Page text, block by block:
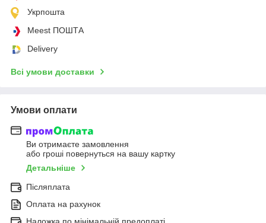
Укрпошта
Meest ПОШТА
Delivery
Всі умови доставки
Умови оплати
Ви отримаєте замовлення
або гроші повернуться на вашу картку
Детальніше
Післяплата
Оплата на рахунок